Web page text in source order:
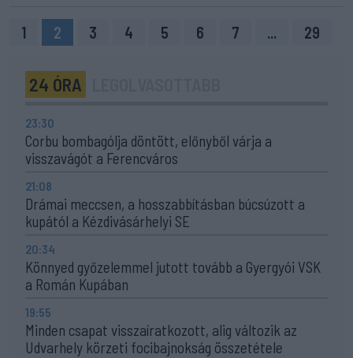
1 2 3 4 5 6 7 ... 29
24 ÓRA
23:30
Corbu bombagólja döntött, előnyből várja a
visszavágót a Ferencváros
21:08
Drámai meccsen, a hosszabbításban búcsúzott a
kupától a Kézdivásárhelyi SE
20:34
Könnyed győzelemmel jutott tovább a Gyergyói VSK
a Román Kupában
19:55
Minden csapat visszaíratkozott, alig változik az
Udvarhely körzeti focibajnokság összetétele